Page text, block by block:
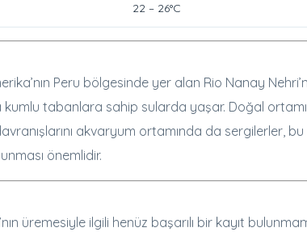
22 – 26°C
Peru bölgesinde yer alan Rio Nanay
tabanlara sahip sularda yaşar. Doğal
akvaryum ortamında da sergilerler,
önemlidir.
üremesiyle ilgili henüz başarılı bir kayıt